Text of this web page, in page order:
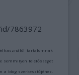
7863972
tartalomnak
semmilyen felelősséget
a blog szerkesztőjéhez.